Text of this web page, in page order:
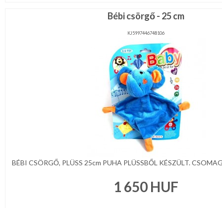
Bébi csörgő - 25 cm
KJ5997446748106
BÉBI CSÖRGŐ, PLÜSS 25cm PUHA PLÜSSBŐL KÉSZÜLT.
1 650 HUF